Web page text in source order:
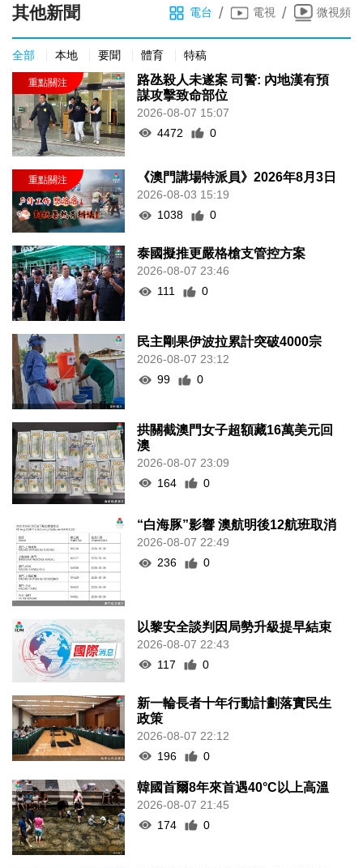
其他新聞 電台 / 電視 / 微視頻
全部 本地 要聞 體育 特稿
路氹殺人未遂案 司警: 內地漢有預
謀攻擊致命部位
2026-08-07 15:07
4472
0
《澳門講場特派員》2026年8月3日
2026-08-03 15:19
1038
0
泰國擬推更嚴格槍支管控方案
2026-08-07 23:46
111
0
民主剛果伊波拉累計突破4000宗
2026-08-07 23:12
99
0
拱關截澳門女子超額藏16萬美元回
澳
2026-08-07 23:09
164
0
“白海豚”影響 澳航明後12航班取消
2026-08-07 22:49
236
0
以黎安全談判因局勢升級提早結束
2026-08-07 22:43
117
0
新一輪長者十年行動計劃落實民生
政策
2026-08-07 22:12
196
0
韓國首爾8年來首遇40°C以上高溫
2026-08-07 21:45
174
0